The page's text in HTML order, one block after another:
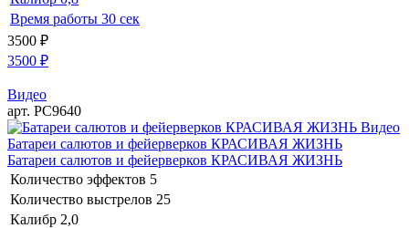
Время работы 30 сек
3500 ₽
3500 ₽
Видео
арт. РС9640
Видео
Батареи салютов и фейерверков КРАСИВАЯ ЖИЗНЬ
Батареи салютов и фейерверков КРАСИВАЯ ЖИЗНЬ
Количество эффектов 5
Количество выстрелов 25
Калибр 2,0